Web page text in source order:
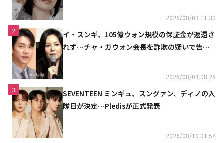
2026/08/09 11:30
2
イ・スンギ、105億ウォン規模の保証金が返還さ
れず…チャ・ガウォン会長を詐欺の疑いで告訴
2026/08/09 08:28
3
SEVENTEEN ミンギュ、スングァン、ディノの入
隊日が決定…Pledisが正式発表
2026/08/10 01:54